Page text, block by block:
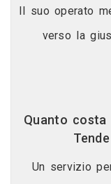
Il suo operato
verso la
Quanto costa
Un servizio